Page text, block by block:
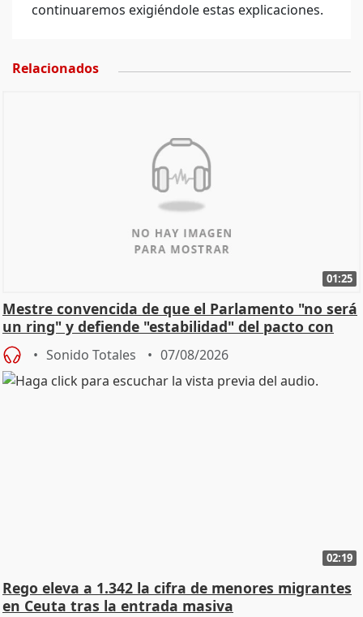
continuaremos exigiéndole estas explicaciones.
Relacionados
01:25
Mestre convencida de que el Parlamento "no será
un ring" y defiende "estabilidad" del pacto con
Vox
Sonido Totales 07/08/2026
02:19
Rego eleva a 1.342 la cifra de menores migrantes
en Ceuta tras la entrada masiva